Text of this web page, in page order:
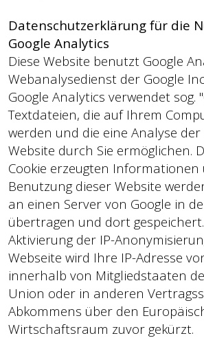
Datenschutzerklärung für die
Google Analytics
Diese Website benutzt Google
Webanalysedienst der Google
Google Analytics verwendet sog.
Textdateien, die auf Ihrem
werden und die eine Analyse
Website durch Sie ermöglichen.
Cookie erzeugten Informationen
Benutzung dieser Website
an einen Server von Google in
übertragen und dort
Aktivierung der IP-
Webseite wird Ihre IP-Adresse
innerhalb von Mitgliedstaaten
Union oder in anderen
Abkommens über den
Wirtschaftsraum zuvor gekürzt.